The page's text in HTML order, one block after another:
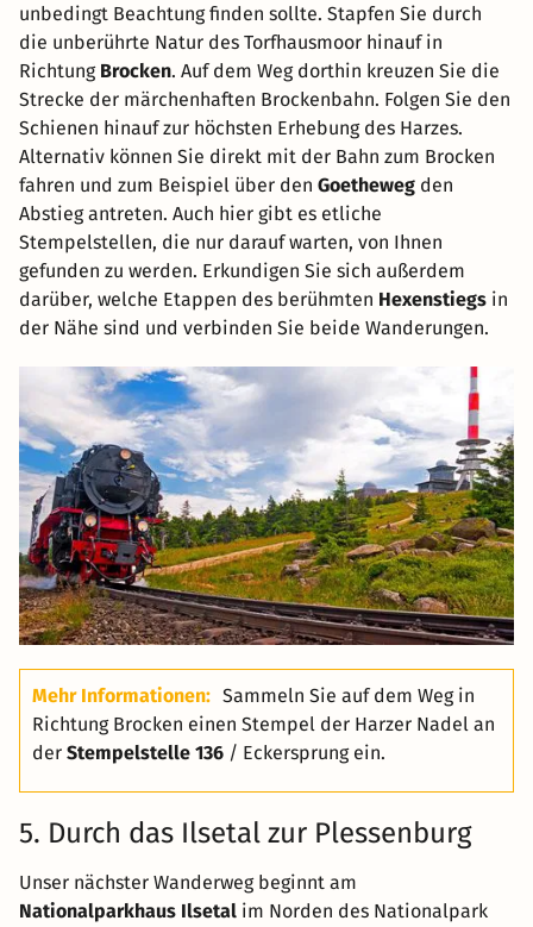
unbedingt Beachtung finden sollte. Stapfen Sie durch
die unberührte Natur des Torfhausmoor hinauf in
Richtung Brocken. Auf dem Weg dorthin kreuzen Sie die
Strecke der märchenhaften Brockenbahn. Folgen Sie den
Schienen hinauf zur höchsten Erhebung des Harzes.
Alternativ können Sie direkt mit der Bahn zum Brocken
fahren und zum Beispiel über den Goetheweg den
Abstieg antreten. Auch hier gibt es etliche
Stempelstellen, die nur darauf warten, von Ihnen
gefunden zu werden. Erkundigen Sie sich außerdem
darüber, welche Etappen des berühmten Hexenstiegs in
der Nähe sind und verbinden Sie beide Wanderungen.
Mehr Informationen: Sammeln Sie auf dem Weg in
Richtung Brocken einen Stempel der Harzer Nadel an
der Stempelstelle 136 / Eckersprung ein.
5. Durch das Ilsetal zur Plessenburg
Unser nächster Wanderweg beginnt am
Nationalparkhaus Ilsetal im Norden des Nationalpark